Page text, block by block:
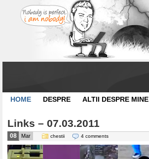
HOME DESPRE ALTII DESPRE MINE
Links – 07.03.2011
08 Mar chestii 4 comments